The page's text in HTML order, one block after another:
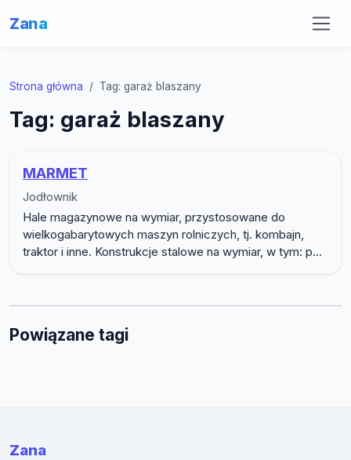
Zana
Strona główna Tag: garaż blaszany
Tag: garaż blaszany
MARMET
Jodłownik
Hale magazynowe na wymiar, przystosowane do
wielkogabarytowych maszyn rolniczych, tj. kombajn,
traktor i inne. Konstrukcje stalowe na wymiar, w tym: p...
Powiązane tagi
Zana